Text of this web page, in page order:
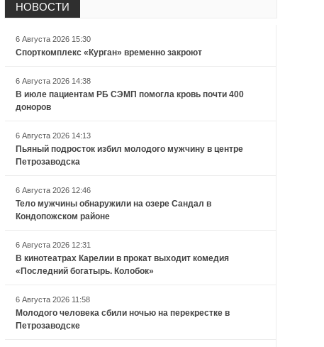
НОВОСТИ
6 Августа 2026 15:30
Спорткомплекс «Курган» временно закроют
6 Августа 2026 14:38
В июле пациентам РБ СЭМП помогла кровь почти 400
доноров
6 Августа 2026 14:13
Пьяный подросток избил молодого мужчину в центре
Петрозаводска
6 Августа 2026 12:46
Тело мужчины обнаружили на озере Сандал в
Кондопожском районе
6 Августа 2026 12:31
В кинотеатрах Карелии в прокат выходит комедия
«Последний богатырь. Колобок»
6 Августа 2026 11:58
Молодого человека сбили ночью на перекрестке в
Петрозаводске